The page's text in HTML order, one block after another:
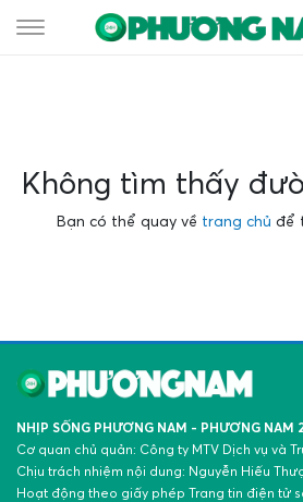
Không tìm thấy
Bạn có thể quay về trang chủ để
NHỊP SỐNG PHƯƠNG NAM - PHƯƠNG NAM
Cơ quan chủ quản: Công ty MTV Dịch vụ và
Chịu trách nhiệm nội dung: Nguyễn Hiếu
Hoạt động theo giấy phép Trang tin điện tử